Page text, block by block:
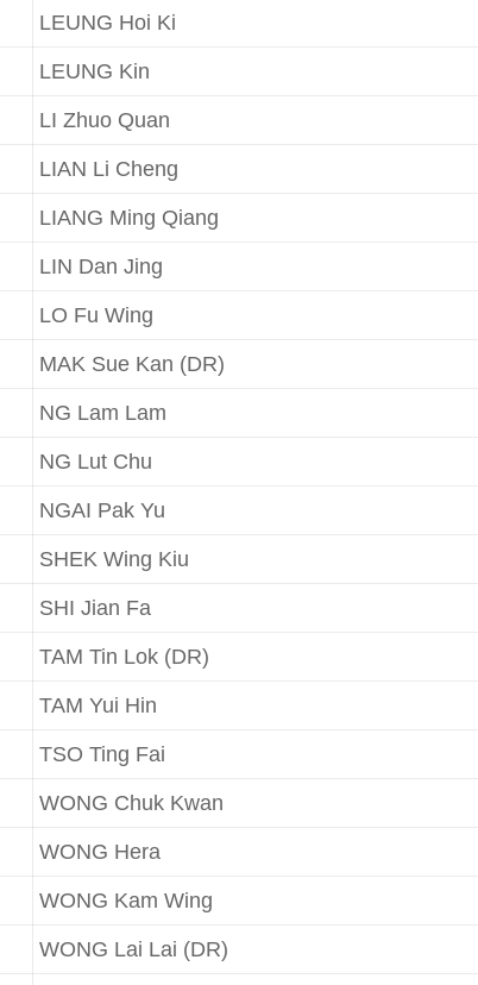
LEUNG Hoi Ki
LEUNG Kin
LI Zhuo Quan
LIAN Li Cheng
LIANG Ming Qiang
LIN Dan Jing
LO Fu Wing
MAK Sue Kan (DR)
NG Lam Lam
NG Lut Chu
NGAI Pak Yu
SHEK Wing Kiu
SHI Jian Fa
TAM Tin Lok (DR)
TAM Yui Hin
TSO Ting Fai
WONG Chuk Kwan
WONG Hera
WONG Kam Wing
WONG Lai Lai (DR)